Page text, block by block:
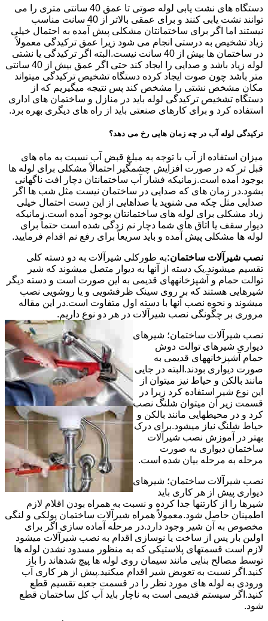
دستگاه های نشت یابی لوله صوتی تا عمق 40 سانتی متری را می
توانند نشت یابی کنند و برای عمقی بالاتر از 40 سانت مناسب
نیستند اما اگر برای ساختمانتان مشکلی پیش آمده به احتمال خیلی
زیاد تشخیص به درستی انجام می شود زیرا عمق ترکیدگی معمولاً
در ساختمان ها بیش از 40 سانت نیست.البته اگر ترکیدگی یا نشتی
لوله زیاد باشد و صدایی را ایجاد کند حتی اگر عمق بیش از 40 سانتی
متر باشد چون صوت ایجاد کرده دستگاه تشخیص ترکیدگی میتواند
مکان مشخص نشتی را مشخص کند پس نتیجه میگیریم که از
دستگاه تشخیص ترکیدگی لوله باید در منازل و ساختمان های اداری
استفاده کرد و برای کارهای صنعتی باید از راه های دیگری بهره برد.
ترکیدگی لوله آب در چه زمان هایی رخ می دهد؟
میزان استفاده از آب با توجه به مبلغ قبض آب نسبت به ماه های
قبل تر که در صورت افزایش چشمگیر احتمالاً مشکلی برای لوله ها
بوجود آمده است.زمانیکه فشار آب ساختمانتان دچار افت ناگهانی
بشود.در زمان های که صدایی در ساختمان نیست مثل شب ها اگر
صدایی مثل چکه می شنوید یا صداهایی از این دست احتمال خیلی
زیاد مشکلی برای لوله های ساختمانتان بوجود آمده است.زمانیکه
دیوار سقف یا اتاق های شما دچار نم زدگی شده است حتماً برای
لوله ها مشکلی پیش آمده و باید سریعاً برای رفع نم اقدام فرمایید.
نصب شیرآلات ساختمان:به طورکلی شیرآلات به دو دسته کلی
تقسیم میشوند.یک دسته از آنها به دیوار متصل میشوند که شیر
توالت حمام و آشپزخانههای قدیمی به این صورت است و دسته دیگر
شیرهایی هستند که بر روی سینک ظرفشویی و یا روشویی نصب
میشوند و نحوه نصب آنها با دسته اول متفاوت است.در این مقاله
مروری بر چگونگی نصب شیرآلات در هر دو نوع داریم.
نصب شیرآلات ساختمان؛ شیرهای
دیواری شیرهای توالت دوش
حمام آشپزخانههای قدیمی به
صورت دیواری بودند.البته در جایی
مانند بالکن و حیاط نیز میتوان از
این نوع شیر استفاده کرد زیرا در
قسمت زیر آن میتوان شلنگ نصب
کرد و در محیطهایی مانند بالکن و
حیاط شلنگ نیاز میشود.برای درک
بهتر در آموزش نصب شیرآلات
ساختمان دیواری به صورت
مرحله به مرحله بیان شده است.
نصب شیرآلات ساختمان؛ شیرهای
دیواری پیش از هر کاری باید
شیرها را از کارتنها جدا کرده و نسبت به همراه بودن اقلام لازم
اطمینان حاصل شود.معمولاً همراه شیرآلات ساختمان پولکی و لنگی
مخصوص به آن شیر وجود دارد.در مرحله آماده سازی اگر برای
اولین بار پس از ساخت یا نوسازی اقدام به نصب شیرآلات میشود
لازم است قسمتهای پلاستیکی که به منظور مسدود نشدن لوله ها
توسط مصالح بنایی مانند سیمان روی لوله ها پیچ شدهاند را باز
کنید.اگر نسبت به تعویض شیر اقدام میکنید.پیش از هر کاری آب
ورودی به لوله های مورد نظر را در قسمت جعبه تقسیم قطع
کنید.اگر سیستم قدیمی است به ناچار باید آب کل ساختمان قطع
شود.